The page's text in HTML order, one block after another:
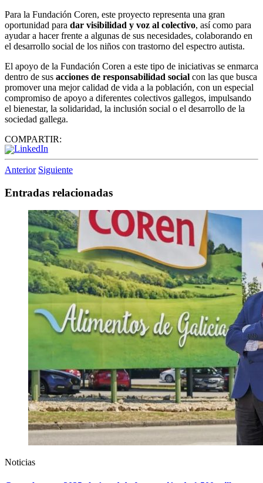
Para la Fundación Coren, este proyecto representa una gran
oportunidad para dar visibilidad y voz al colectivo, así como para
ayudar a hacer frente a algunas de sus necesidades, colaborando en
el desarrollo social de los niños con trastorno del espectro autista.
El apoyo de la Fundación Coren a este tipo de iniciativas se enmarca
dentro de sus acciones de responsabilidad social con las que busca
promover una mejor calidad de vida a la población, con un especial
compromiso de apoyo a diferentes colectivos gallegos, impulsando
el bienestar, la solidaridad, la inclusión social o el desarrollo de la
sociedad gallega.
COMPARTIR:
Anterior Siguiente
Entradas relacionadas
Noticias